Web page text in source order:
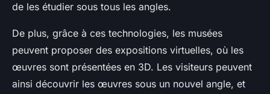
de les étudier sous tous les angles.
De plus, grâce à ces technologies, les musées
peuvent proposer des expositions virtuelles, où les
œuvres sont présentées en 3D. Les visiteurs peuvent
ainsi découvrir les œuvres sous un nouvel angle, et